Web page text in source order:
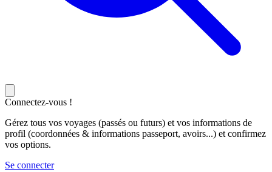
Connectez-vous !
Gérez tous vos voyages (passés ou futurs) et vos informations de
profil (coordonnées & informations passeport, avoirs...) et confirmez
vos options.
Se connecter